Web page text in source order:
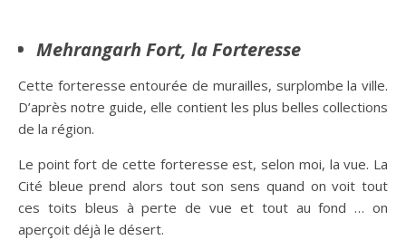
Mehrangarh Fort, la Forteresse
Cette forteresse entourée de murailles, surplombe la ville.
D’après notre guide, elle contient les plus belles collections
de la région.
Le point fort de cette forteresse est, selon moi, la vue. La
Cité bleue prend alors tout son sens quand on voit tout
ces toits bleus à perte de vue et tout au fond … on
aperçoit déjà le désert.